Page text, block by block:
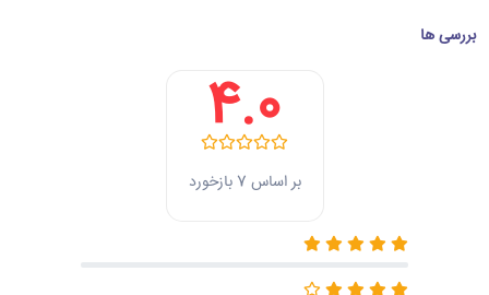
بررسی ها
4.0
بر اساس 7 بازخورد